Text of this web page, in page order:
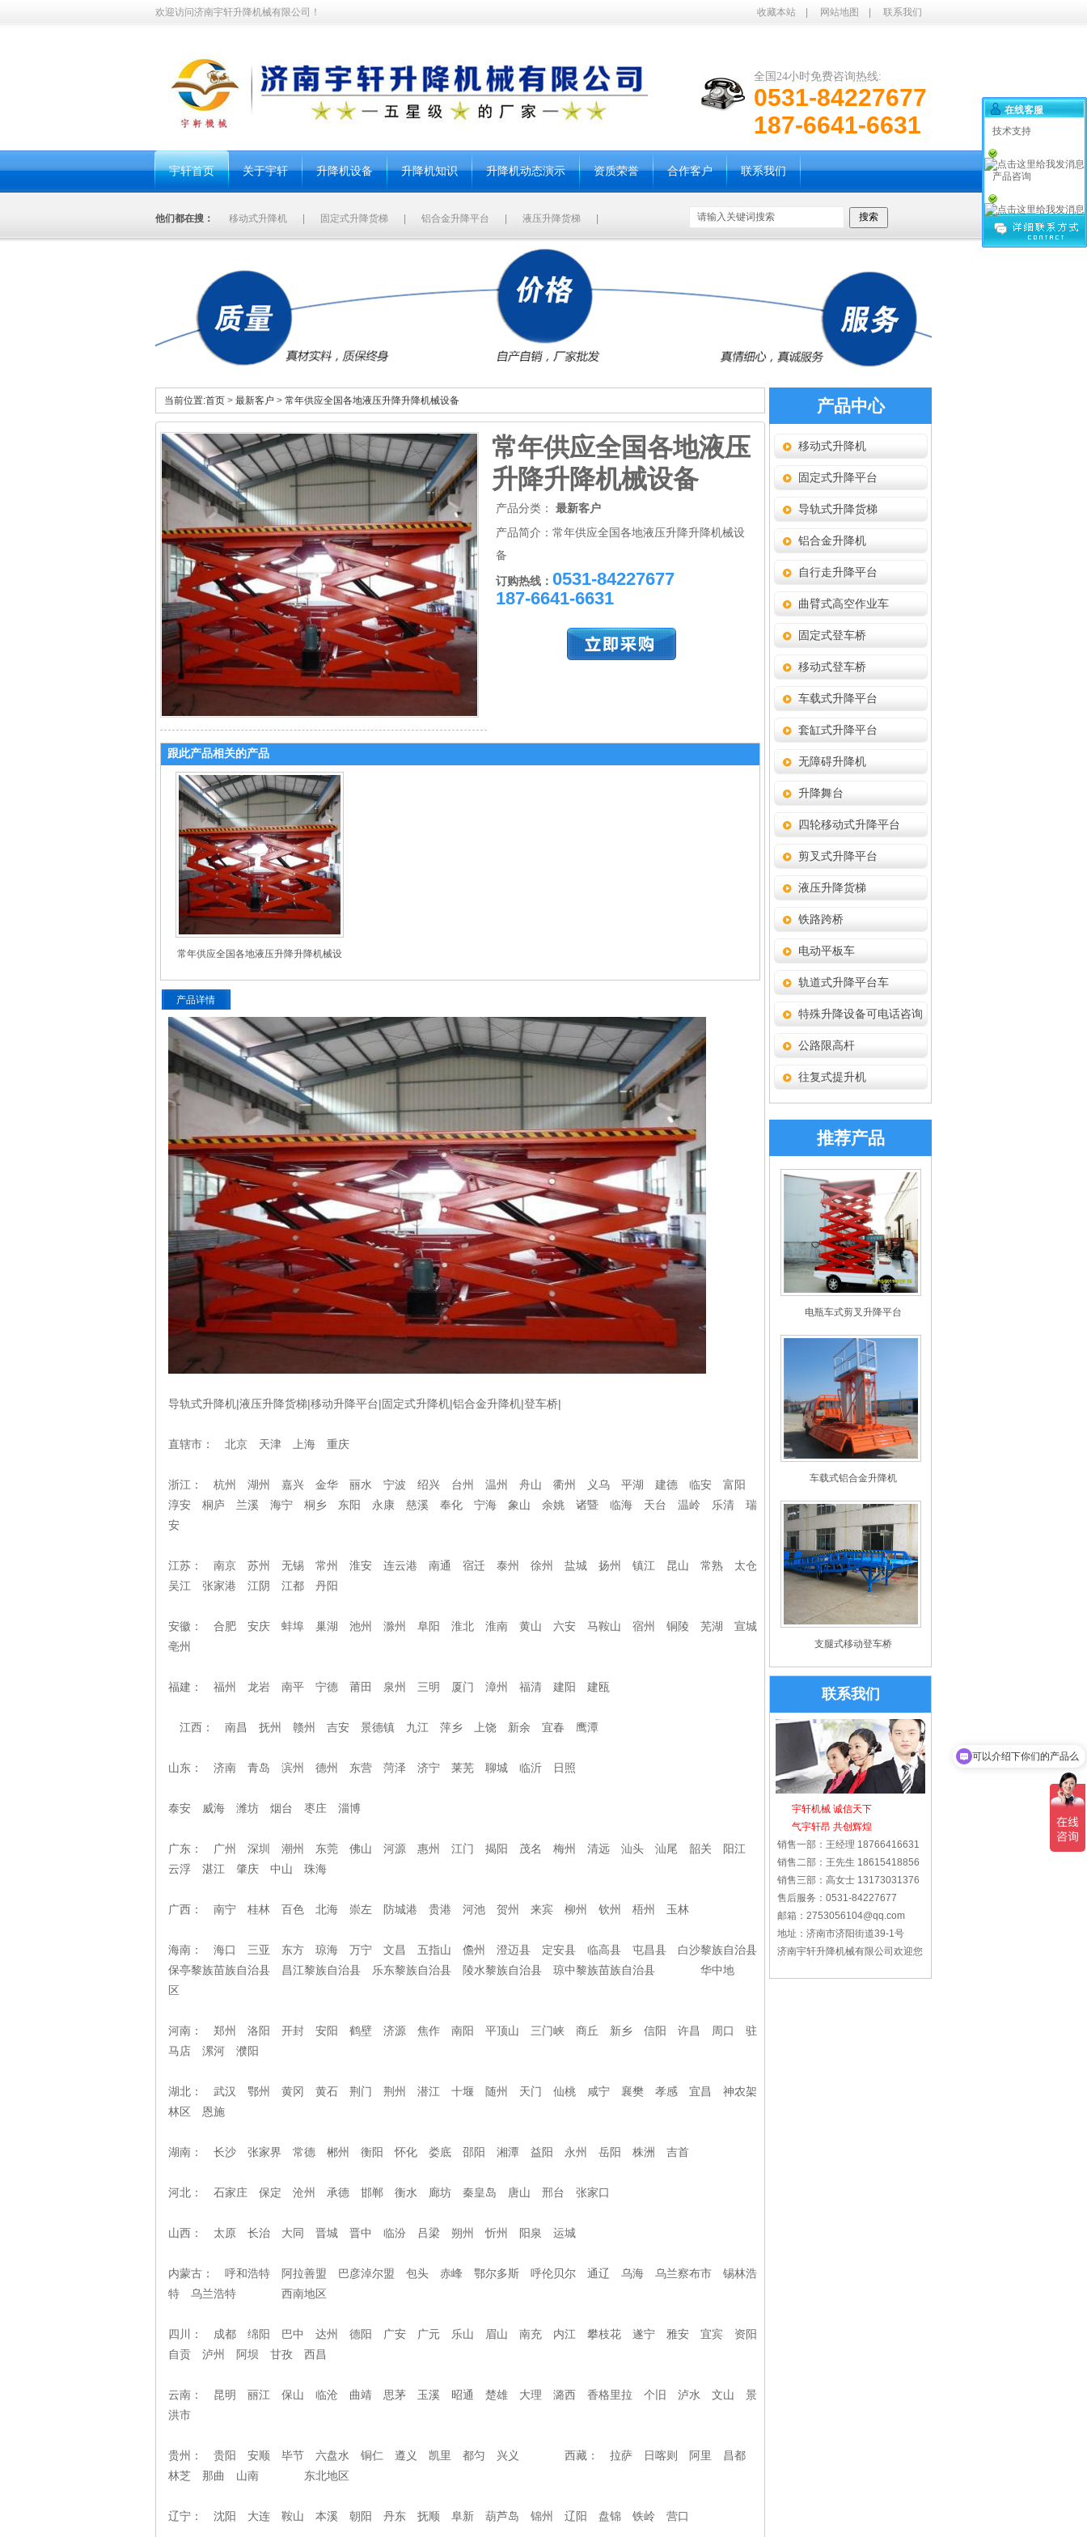
收藏本站 网站地图 联系我们
欢迎访问济南宇轩升降机械有限公司！
全国24小时免费咨询热线:
0531-84227677
187-6641-6631
宇轩首页 关于宇轩 升降机设备 升降机知识 升降机动态演示 资质荣誉 合作客户 联系我们
他们都在搜： 移动式升降机 固定式升降货梯 铝合金升降平台 液压升降货梯
当前位置:首页 > 最新客户 > 常年供应全国各地液压升降升降机械设备
常年供应全国各地液压
升降升降机械设备
产品分类： 最新客户
产品简介：常年供应全国各地液压升降升降机械设
备
订购热线： 0531-84227677
187-6641-6631
跟此产品相关的产品
常年供应全国各地液压升降升降机械设
产品详情
导轨式升降机|液压升降货梯|移动升降平台|固定式升降机|铝合金升降机|登车桥|
直辖市： 北京 天津 上海 重庆
浙江： 杭州 湖州 嘉兴 金华 丽水 宁波 绍兴 台州 温州 舟山 衢州 义乌 平湖 建德 临安 富阳
淳安 桐庐 兰溪 海宁 桐乡 东阳 永康 慈溪 奉化 宁海 象山 余姚 诸暨 临海 天台 温岭 乐清 瑞
安
江苏： 南京 苏州 无锡 常州 淮安 连云港 南通 宿迁 泰州 徐州 盐城 扬州 镇江 昆山 常熟 太仓
吴江 张家港 江阴 江都 丹阳
安徽： 合肥 安庆 蚌埠 巢湖 池州 滁州 阜阳 淮北 淮南 黄山 六安 马鞍山 宿州 铜陵 芜湖 宣城
亳州
福建： 福州 龙岩 南平 宁德 莆田 泉州 三明 厦门 漳州 福清 建阳 建瓯
江西： 南昌 抚州 赣州 吉安 景德镇 九江 萍乡 上饶 新余 宜春 鹰潭
山东： 济南 青岛 滨州 德州 东营 菏泽 济宁 莱芜 聊城 临沂 日照
泰安 威海 潍坊 烟台 枣庄 淄博
广东： 广州 深圳 潮州 东莞 佛山 河源 惠州 江门 揭阳 茂名 梅州 清远 汕头 汕尾 韶关 阳江
云浮 湛江 肇庆 中山 珠海
广西： 南宁 桂林 百色 北海 崇左 防城港 贵港 河池 贺州 来宾 柳州 钦州 梧州 玉林
海南： 海口 三亚 东方 琼海 万宁 文昌 五指山 儋州 澄迈县 定安县 临高县 屯昌县 白沙黎族自治县
保亭黎族苗族自治县 昌江黎族自治县 乐东黎族自治县 陵水黎族自治县 琼中黎族苗族自治县 华中地
区
河南： 郑州 洛阳 开封 安阳 鹤壁 济源 焦作 南阳 平顶山 三门峡 商丘 新乡 信阳 许昌 周口 驻
马店 漯河 濮阳
湖北： 武汉 鄂州 黄冈 黄石 荆门 荆州 潜江 十堰 随州 天门 仙桃 咸宁 襄樊 孝感 宜昌 神农架
林区 恩施
湖南： 长沙 张家界 常德 郴州 衡阳 怀化 娄底 邵阳 湘潭 益阳 永州 岳阳 株洲 吉首
河北： 石家庄 保定 沧州 承德 邯郸 衡水 廊坊 秦皇岛 唐山 邢台 张家口
山西： 太原 长治 大同 晋城 晋中 临汾 吕梁 朔州 忻州 阳泉 运城
内蒙古： 呼和浩特 阿拉善盟 巴彦淖尔盟 包头 赤峰 鄂尔多斯 呼伦贝尔 通辽 乌海 乌兰察布市 锡林浩
特 乌兰浩特 西南地区
四川： 成都 绵阳 巴中 达州 德阳 广安 广元 乐山 眉山 南充 内江 攀枝花 遂宁 雅安 宜宾 资阳
自贡 泸州 阿坝 甘孜 西昌
云南： 昆明 丽江 保山 临沧 曲靖 思茅 玉溪 昭通 楚雄 大理 潞西 香格里拉 个旧 泸水 文山 景
洪市
贵州： 贵阳 安顺 毕节 六盘水 铜仁 遵义 凯里 都匀 兴义 西藏： 拉萨 日喀则 阿里 昌都
林芝 那曲 山南 东北地区
辽宁： 沈阳 大连 鞍山 本溪 朝阳 丹东 抚顺 阜新 葫芦岛 锦州 辽阳 盘锦 铁岭 营口
产品中心
移动式升降机
固定式升降平台
导轨式升降货梯
铝合金升降机
自行走升降平台
曲臂式高空作业车
固定式登车桥
移动式登车桥
车载式升降平台
套缸式升降平台
无障碍升降机
升降舞台
四轮移动式升降平台
剪叉式升降平台
液压升降货梯
铁路跨桥
电动平板车
轨道式升降平台车
特殊升降设备可电话咨询
公路限高杆
往复式提升机
推荐产品
电瓶车式剪叉升降平台
车载式铝合金升降机
支腿式移动登车桥
联系我们
宇轩机械 诚信天下
气宇轩昂 共创辉煌
销售一部：王经理 18766416631
销售二部：王先生 18615418856
销售三部：高女士 13173031376
售后服务：0531-84227677
邮箱：2753056104@qq.com
地址：济南市济阳街道39-1号
济南宇轩升降机械有限公司欢迎您
在线客服
技术支持
产品咨询
你们是怎么收费的呢